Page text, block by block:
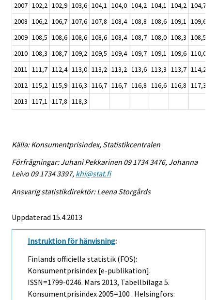
2007 102,2 102,9 103,6 104,1 104,0 104,2 104,1 104,2 104,7
2008 106,2 106,7 107,6 107,8 108,4 108,8 108,6 109,1 109,6
2009 108,5 108,6 108,6 108,6 108,4 108,7 108,0 108,3 108,5
2010 108,3 108,7 109,2 109,5 109,4 109,7 109,1 109,6 110,0
2011 111,7 112,4 113,0 113,2 113,2 113,6 113,3 113,7 114,2
2012 115,2 115,9 116,3 116,7 116,7 116,8 116,6 116,8 117,3
2013 117,1 117,8 118,3
Källa: Konsumentprisindex, Statistikcentralen
Förfrågningar: Juhani Pekkarinen 09 1734 3476, Johanna
Leivo 09 1734 3397, khi@stat.fi
Ansvarig statistikdirektör: Leena Storgårds
Uppdaterad 15.4.2013
Instruktion för hänvisning:
Finlands officiella statistik (FOS):
Konsumentprisindex [e-publikation].
ISSN=1799-0246. Mars 2013, Tabellbilaga 5.
Konsumentprisindex 2005=100 . Helsingfors: